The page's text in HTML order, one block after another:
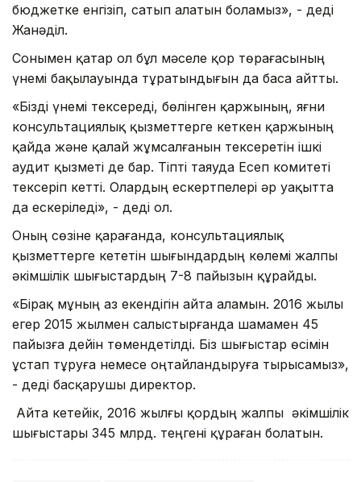
бюджетке енгізіп, сатып алатын боламыз», - деді
Жанәділ.
Сонымен қатар ол бұл мәселе қор төрағасының
үнемі бақылауында тұратындығын да баса айтты.
«Бізді үнемі тексереді, бөлінген қаржының, яғни
консультациялық қызметтерге кеткен қаржының
қайда және қалай жұмсалғанын тексеретін ішкі
аудит қызметі де бар. Тіпті таяуда Есеп комитеті
тексеріп кетті. Олардың ескертпелері әр уақытта
да ескеріледі», - деді ол.
Оның сөзіне қарағанда, консультациялық
қызметтерге кететін шығындардың көлемі жалпы
әкімшілік шығыстардың 7-8 пайызын құрайды.
«Бірақ мұның аз екендігін айта аламын. 2016 жылы
егер 2015 жылмен салыстырғанда шамамен 45
пайызға дейін төмендетілді. Біз шығыстар өсімін
ұстап тұруға немесе оңтайландыруға тырысамыз»,
- деді басқарушы директор.
Айта кетейік, 2016 жылғы қордың жалпы әкімшілік
шығыстары 345 млрд. теңгені құраған болатын.